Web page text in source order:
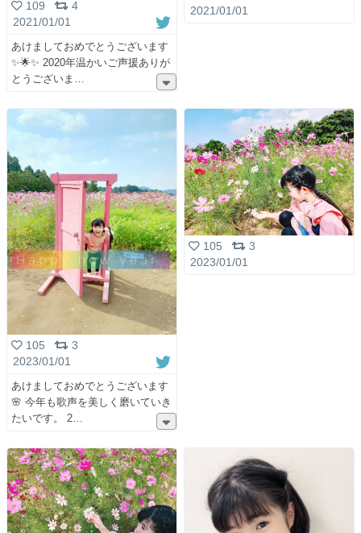
109
4
2021/01/01
あけましておめでとうございます
✨🌟✨ 2020年温かいご声援ありが
とうございま
2021/01/01
105
3
2023/01/01
あけましておめでとうございます
🌸 今年も歌声を美しく磨いていき
たいです。 2
105
3
2023/01/01